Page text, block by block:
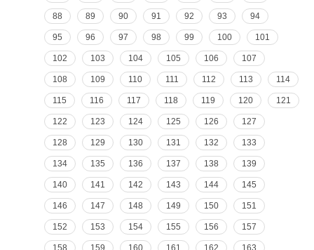
88 89 90 91 92 93 94
95 96 97 98 99 100 101
102 103 104 105 106 107
108 109 110 111 112 113 114
115 116 117 118 119 120 121
122 123 124 125 126 127
128 129 130 131 132 133
134 135 136 137 138 139
140 141 142 143 144 145
146 147 148 149 150 151
152 153 154 155 156 157